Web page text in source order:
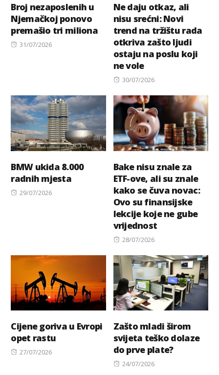
Broj nezaposlenih u
Njemačkoj ponovo
premašio tri miliona
Posted
31/07/2026
Ne daju otkaz, ali
nisu srećni: Novi
trend na tržištu rada
otkriva zašto ljudi
ostaju na poslu koji
ne vole
Posted
30/07/2026
BMW ukida 8.000
radnih mjesta
Posted
29/07/2026
Bake nisu znale za
ETF-ove, ali su znale
kako se čuva novac:
Ovo su finansijske
lekcije koje ne gube
vrijednost
Posted
28/07/2026
Cijene goriva u Evropi
opet rastu
Posted
27/07/2026
Zašto mladi širom
svijeta teško dolaze
do prve plate?
Posted
24/07/2026